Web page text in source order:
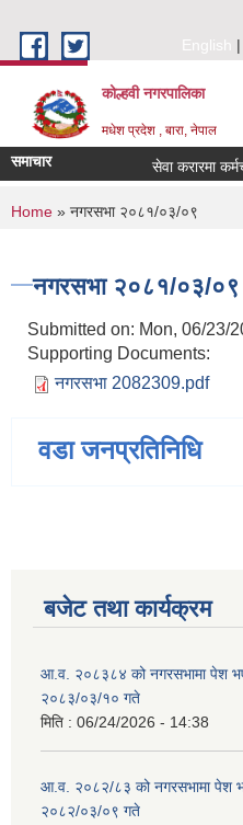
English
कोल्हवी नगरपालिका
मधेश प्रदेश , बारा, नेपाल
समाचार सेवा करारमा
You are here
Home » नगरसभा २०८१/०३/०९
नगरसभा २०८१/०३/०९
Submitted on: Mon, 06/23/
Supporting Documents:
नगरसभा 2082309.pdf
वडा जनप्रतिनिधि
बजेट तथा कार्यक्रम
आ.व. २०८३८४ को नगरसभामा पेश
२०८३/०३/१० गते
मिति : 06/24/2026 - 14:38
आ.व. २०८२/८३ को नगरसभामा पेश
२०८२/०३/०९ गते